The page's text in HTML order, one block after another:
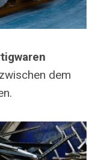
dem